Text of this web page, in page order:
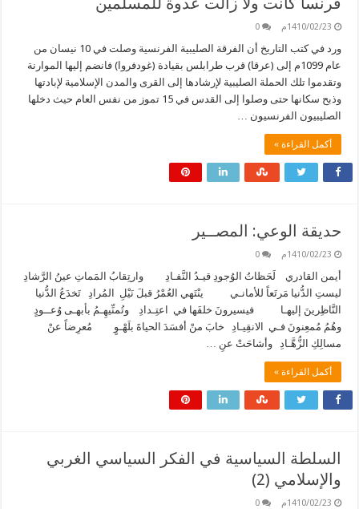
1410/02/23م 0
ورد في كتب التاريخ أن الفرقة الصليبية الفرنسية وصلت في 10 نيسان من
عام 1099م إلى (عرقا) قرب طرابلس بقيادة (غودفروا) فانضم إليها الموارنة
وتقدموا تلك الحملة الصليبية لإرشادها إلى القرى والمدن الإسلامية لإبادتها
وذبح سكانها حتى وصلوا إلى القدس في 15 تموز من نفس العام حيث دخلها
الصليبيون الفرنسيون …
أكمل القراءة »
حديقة الوعي: المصــير
1410/02/23م 0
أيمن القادري لَحَظاتُ الوُجودِ قيـدُ النَّفـادِ وارتِقابُ المَماتِ عينُ الرَّشادِ
ليستِ الدُّنيا مَرتَعاً للأمانـي ينْتَهي العُمْرُ قبلَ نَيْلِ المُرادِ تَخدَعُ الدُّنيا
النَّاظِرينَ إليهـا فيسيرونَ خلفَها في اعتِـدادِ وتُمنِّيهِـمُ بأبهـى وُعــودٍ
وهُمُ مُمعِنونَ فـي الانقِيـادِ خابَ منْ أفسَدَ الحياةَ بلَهْـوٍ مُعرِضاً عنْ
مسالِكِ الزُّهَّـادِ وأشاحَتْ عنِ …
أكمل القراءة »
السلطة السياسية في الفكر السياسي الغربي
والإسلامي (2)
1410/02/23م 0